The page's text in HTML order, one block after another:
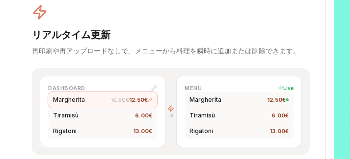
リアルタイム更新
再印刷や再アップロードなしで、メニューから料理を瞬時に追加または削除できます。
DASHBOARD
Margherita 10.50€12.50€
Tiramisù 6.00€
Rigatoni 13.00€
MENU Live
Margherita 12.50€
Tiramisù 6.00€
Rigatoni 13.00€